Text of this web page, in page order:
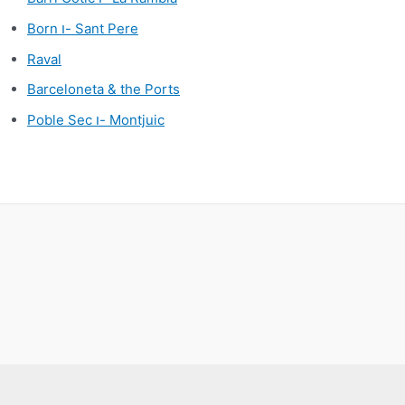
Born ו- Sant Pere
Raval
Barceloneta & the Ports
Poble Sec ו- Montjuic